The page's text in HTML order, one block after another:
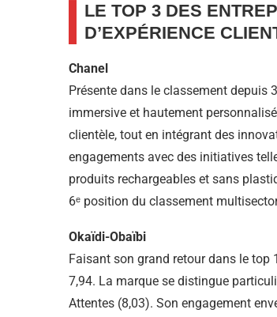
LE TOP 3 DES
D’EXPÉRIENCE
Chanel
Présente dans le classement depuis
immersive et hautement
clientèle, tout en intégrant des
engagements avec des initiatives
produits rechargeables et sans
6ᵉ position du classement
Okaïdi-Obaïbi
Faisant son grand retour dans le top
7,94. La marque se distingue
Attentes (8,03). Son engagement